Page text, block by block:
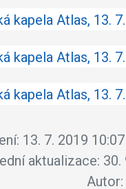
13. 7. 2019 10:07
aktualizace: 30.
Autor: